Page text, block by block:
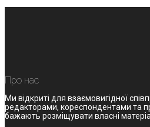
Про нас
Ми відкриті для взаємовигідної
редакторами, кореспондентами та
бажають розміщувати власні